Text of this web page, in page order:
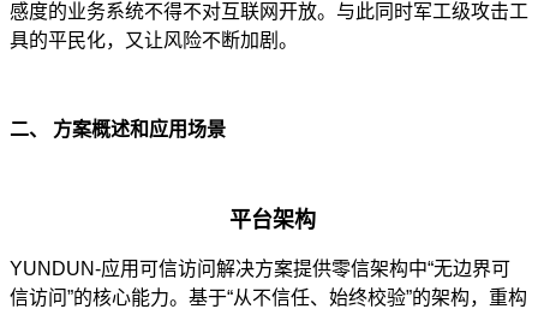
感度的业务系统不得不对互联网开放。与此同时军工级攻击工
具的平民化，又让风险不断加剧。
二、 方案概述和应用场景
平台架构
YUNDUN-应用可信访问解决方案提供零信架构中“无边界可
信访问”的核心能力。基于“从不信任、始终校验”的架构，重构